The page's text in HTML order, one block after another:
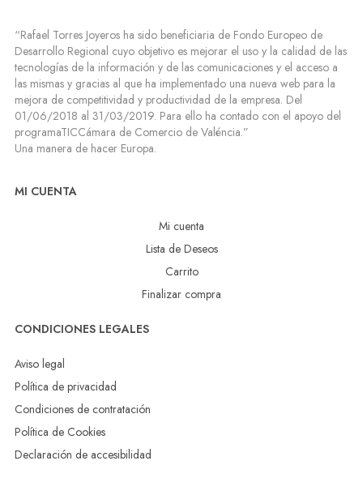
“Rafael Torres Joyeros ha sido beneficiaria de Fondo Europeo de
Desarrollo Regional cuyo objetivo es mejorar el uso y la calidad de las
tecnologías de la información y de las comunicaciones y el acceso a
las mismas y gracias al que ha implementado una nueva web para la
mejora de competitividad y productividad de la empresa. Del
01/06/2018 al 31/03/2019. Para ello ha contado con el apoyo del
programaTICCámara de Comercio de Valéncia.”
Una manera de hacer Europa.
MI CUENTA
Mi cuenta
Lista de Deseos
Carrito
Finalizar compra
CONDICIONES LEGALES
Aviso legal
Política de privacidad
Condiciones de contratación
Política de Cookies
Declaración de accesibilidad